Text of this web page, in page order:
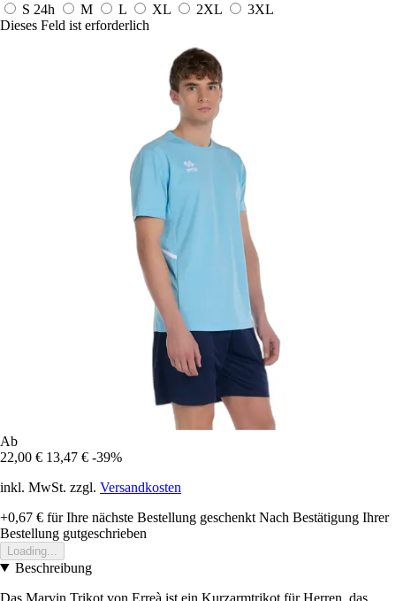
S 24h M L XL 2XL
3XL
Dieses Feld ist erforderlich
Ab
22,00 € 13,47 € -39%
inkl. MwSt. zzgl. Versandkosten
+0,67 € für Ihre nächste Bestellung geschenkt Nach Bestätigung Ihrer
Bestellung gutgeschrieben
Loading...
Beschreibung
Das Marvin Trikot von Erreà ist ein Kurzarmtrikot für Herren, das